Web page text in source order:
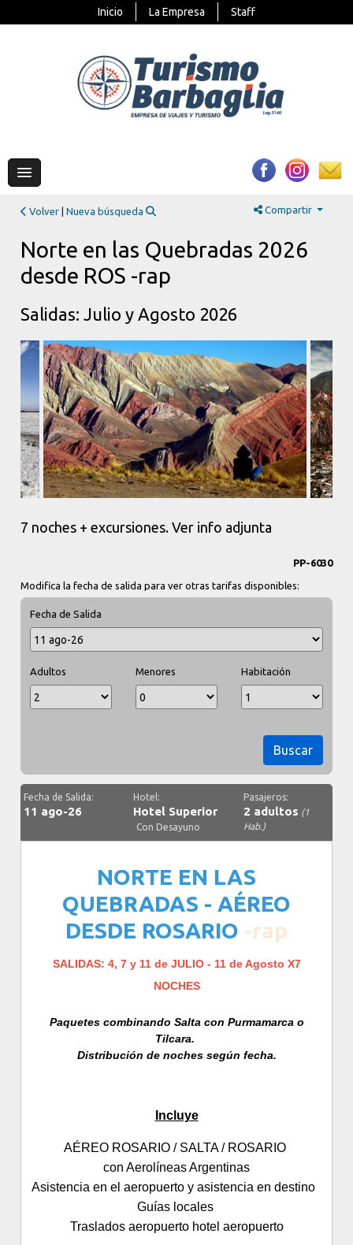
Inicio La Empresa Staff
Volver |Nueva búsqueda Compartir
Norte en las Quebradas 2026
desde ROS -rap
Salidas: Julio y Agosto 2026
7 noches + excursiones. Ver info adjunta
PP-6030
Modifica la fecha de salida para ver otras tarifas disponibles:
Fecha de Salida
Adultos Menores Habitación
Buscar
Fecha de Salida:
11 ago-26
Hotel:
Hotel Superior
Con Desayuno
Pasajeros:
2 adultos (1
Hab.)
NORTE EN LAS
QUEBRADAS - AÉREO
DESDE ROSARIO -rap
SALIDAS: 4, 7 y 11 de JULIO - 11 de Agosto X7
NOCHES
Paquetes combinando Salta con Purmamarca o
Tilcara.
Distribución de noches según fecha.
Incluye
AÉREO ROSARIO / SALTA / ROSARIO
con Aerolíneas Argentinas
Asistencia en el aeropuerto y asistencia en destino
Guías locales
Traslados aeropuerto hotel aeropuerto